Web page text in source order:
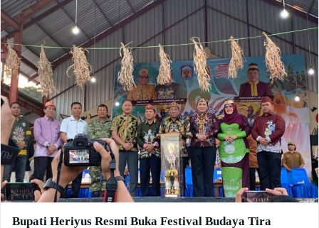
Bupati Heriyus Resmi Buka Festival Budaya Tira